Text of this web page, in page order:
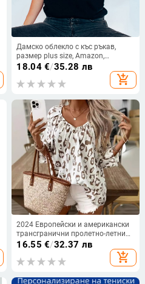
Дамско облекло с къс ръкав,
размер plus size, Amazon,
къмпинг, европейска и
американска външна търговия,
тениска с щампа, дамска лятна
18.04€/35.28 лв
add_shopping_cart
2024 Европейски и американски
трансгранични пролетно-летни
дамски дрехи Елегантни топове
за пътуване до работа Каки
леопардов принт Голяма V-
три четвърти ръкав
16.55 €/32.37 лв
add_shopping_cart